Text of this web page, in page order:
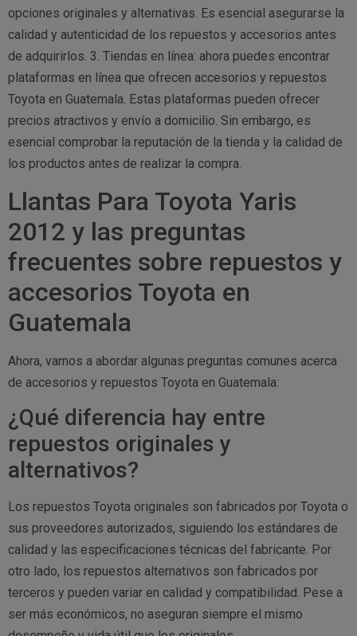
opciones originales y alternativas. Es esencial asegurarse la
calidad y autenticidad de los repuestos y accesorios antes
de adquirirlos. 3. Tiendas en línea: ahora puedes encontrar
plataformas en línea que ofrecen accesorios y repuestos
Toyota en Guatemala. Estas plataformas pueden ofrecer
precios atractivos y envío a domicilio. Sin embargo, es
esencial comprobar la reputación de la tienda y la calidad de
los productos antes de realizar la compra.
Llantas Para Toyota Yaris
2012 y las preguntas
frecuentes sobre repuestos y
accesorios Toyota en
Guatemala
Ahora, vamos a abordar algunas preguntas comunes acerca
de accesorios y repuestos Toyota en Guatemala:
¿Qué diferencia hay entre
repuestos originales y
alternativos?
Los repuestos Toyota originales son fabricados por Toyota o
sus proveedores autorizados, siguiendo los estándares de
calidad y las especificaciones técnicas del fabricante. Por
otro lado, los repuestos alternativos son fabricados por
terceros y pueden variar en calidad y compatibilidad. Pese a
ser más económicos, no aseguran siempre el mismo